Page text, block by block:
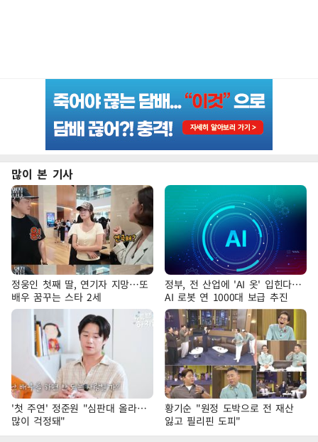
많이 본 기사
정웅인 첫째 딸, 연기자 지망…또
배우 꿈꾸는 스타 2세
정부, 전 산업에 'AI 옷' 입힌다…
AI 로봇 연 1000대 보급 추진
'첫 주연' 정준원 "심판대 올라…
많이 걱정돼"
황기순 "원정 도박으로 전 재산
잃고 필리핀 도피"